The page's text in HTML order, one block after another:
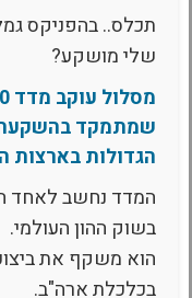
שלי מושקע?
הגדולות בארצות
המדד נחשב לאחד
בשוק ההון העולמי.
הוא משקף את
בכלכלת ארה"ב.